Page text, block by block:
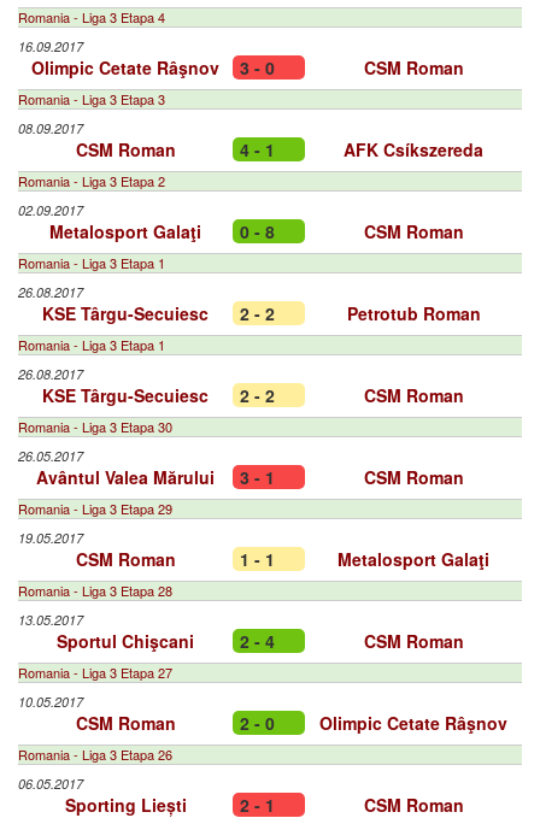
Romania - Liga 3 Etapa 4
16.09.2017
Olimpic Cetate Râşnov 3 - 0 CSM Roman
Romania - Liga 3 Etapa 3
08.09.2017
CSM Roman 4 - 1 AFK Csíkszereda
Romania - Liga 3 Etapa 2
02.09.2017
Metalosport Galaţi 0 - 8 CSM Roman
Romania - Liga 3 Etapa 1
26.08.2017
KSE Târgu-Secuiesc 2 - 2 Petrotub Roman
Romania - Liga 3 Etapa 1
26.08.2017
KSE Târgu-Secuiesc 2 - 2 CSM Roman
Romania - Liga 3 Etapa 30
26.05.2017
Avântul Valea Mărului 3 - 1 CSM Roman
Romania - Liga 3 Etapa 29
19.05.2017
CSM Roman 1 - 1 Metalosport Galaţi
Romania - Liga 3 Etapa 28
13.05.2017
Sportul Chişcani 2 - 4 CSM Roman
Romania - Liga 3 Etapa 27
10.05.2017
CSM Roman 2 - 0 Olimpic Cetate Râşnov
Romania - Liga 3 Etapa 26
06.05.2017
Sporting Liești 2 - 1 CSM Roman